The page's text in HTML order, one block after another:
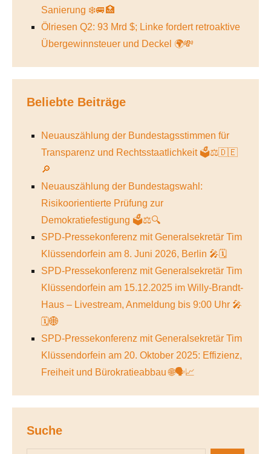
Sanierung ❄️🚐🏥
Ölriesen Q2: 93 Mrd $; Linke fordert retroaktive
Übergewinnsteuer und Deckel 🌍💸
Beliebte Beiträge
Neuauszählung der Bundestagsstimmen für
Transparenz und Rechtsstaatlichkeit 🗳️⚖️🇩🇪
🔎
Neuauszählung der Bundestagswahl:
Risikoorientierte Prüfung zur
Demokratiefestigung 🗳️⚖️🔍
SPD-Pressekonferenz mit Generalsekretär Tim
Klüssendorfein am 8. Juni 2026, Berlin 🎤🗓️
SPD-Pressekonferenz mit Generalsekretär Tim
Klüssendorfein am 15.12.2025 im Willy-Brandt-
Haus – Livestream, Anmeldung bis 9:00 Uhr 🎤
🗓️🌐
SPD-Pressekonferenz mit Generalsekretär Tim
Klüssendorfein am 20. Oktober 2025: Effizienz,
Freiheit und Bürokratieabbau 🌐🗣️📈
Suche